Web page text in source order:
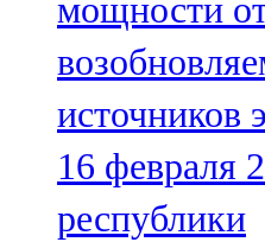
мощности
источников
16 февраля
республики